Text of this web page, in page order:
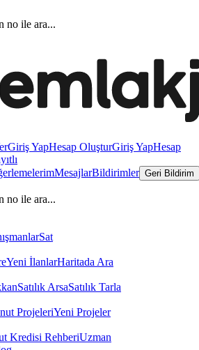
no ile ara...
Giriş YapHesap OluşturGiriş YapHesap
MesajlarBildirimler Geri Bildirim
no ile ara...
Sat
Yeni İlanlarHaritada Ara
Satılık ArsaSatılık Tarla
ProjeleriYeni Projeler
Kredisi RehberiUzman